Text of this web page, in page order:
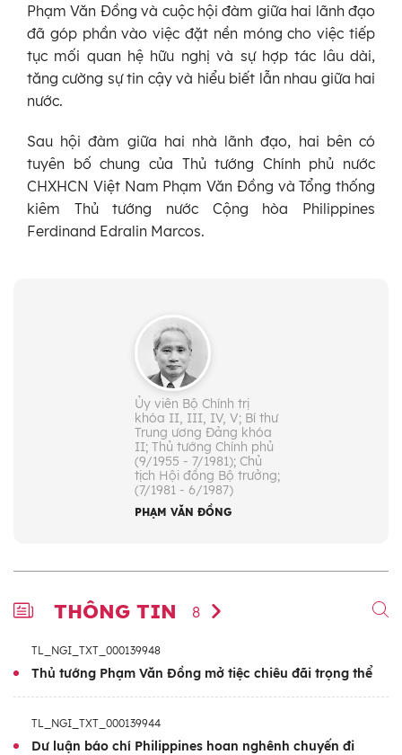
Phạm Văn Đồng và cuộc hội đàm giữa hai lãnh đạo
đã góp phần vào việc đặt nền móng cho việc tiếp
tục mối quan hệ hữu nghị và sự hợp tác lâu dài,
tăng cường sự tin cậy và hiểu biết lẫn nhau giữa hai
nước.
Sau hội đàm giữa hai nhà lãnh đạo, hai bên có
tuyên bố chung của Thủ tướng Chính phủ nước
CHXHCN Việt Nam Phạm Văn Đồng và Tổng thống
kiêm Thủ tướng nước Cộng hòa Philippines
Ferdinand Edralin Marcos.
Ủy viên Bộ Chính trị
khóa II, III, IV, V; Bí thư
Trung ương Đảng khóa
II; Thủ tướng Chính phủ
(9/1955 - 7/1981); Chủ
tịch Hội đồng Bộ trưởng;
(7/1981 - 6/1987)
PHẠM VĂN ĐỒNG
THÔNG TIN 8
TL_NGI_TXT_000139948
Thủ tướng Phạm Văn Đồng mở tiệc chiêu đãi trọng thể
TL_NGI_TXT_000139944
Dư luận báo chí Philippines hoan nghênh chuyến đi